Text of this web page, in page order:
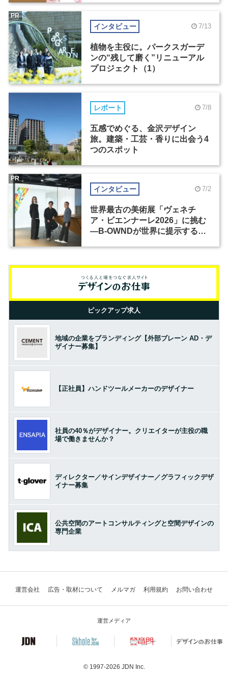
インタビュー 7/13
植物を主役に。パークスガーデ
ンの“残して磨く”リニューアル
プロジェクト（1）
PR
レポート 7/8
五感でめぐる、金沢デザイン
旅。建築・工芸・香りに出会う4
つのスポット
インタビュー 7/2
世界最古の美術展「ヴェネチ
ア・ビエンナーレ2026」に挑む
―B-OWNDが世界に提示する美
PR
ピックアップ求人
地域の企業をブランディング【外部ブレーン AD・デ
ザイナー募集】
【正社員】ハンドツールメーカーのデザイナー
社員の40％がデザイナー。クリエイターが主役の職
場で働きませんか？
ディレクター／サインデザイナー／グラフィックデザ
イナー募集
公共空間のアートコンサルティングと空間デザインの
専門企業
運営会社 広告・取材について メルマガ 利用規約 お問い合わせ
運営メディア
© 1997-2026 JDN Inc.